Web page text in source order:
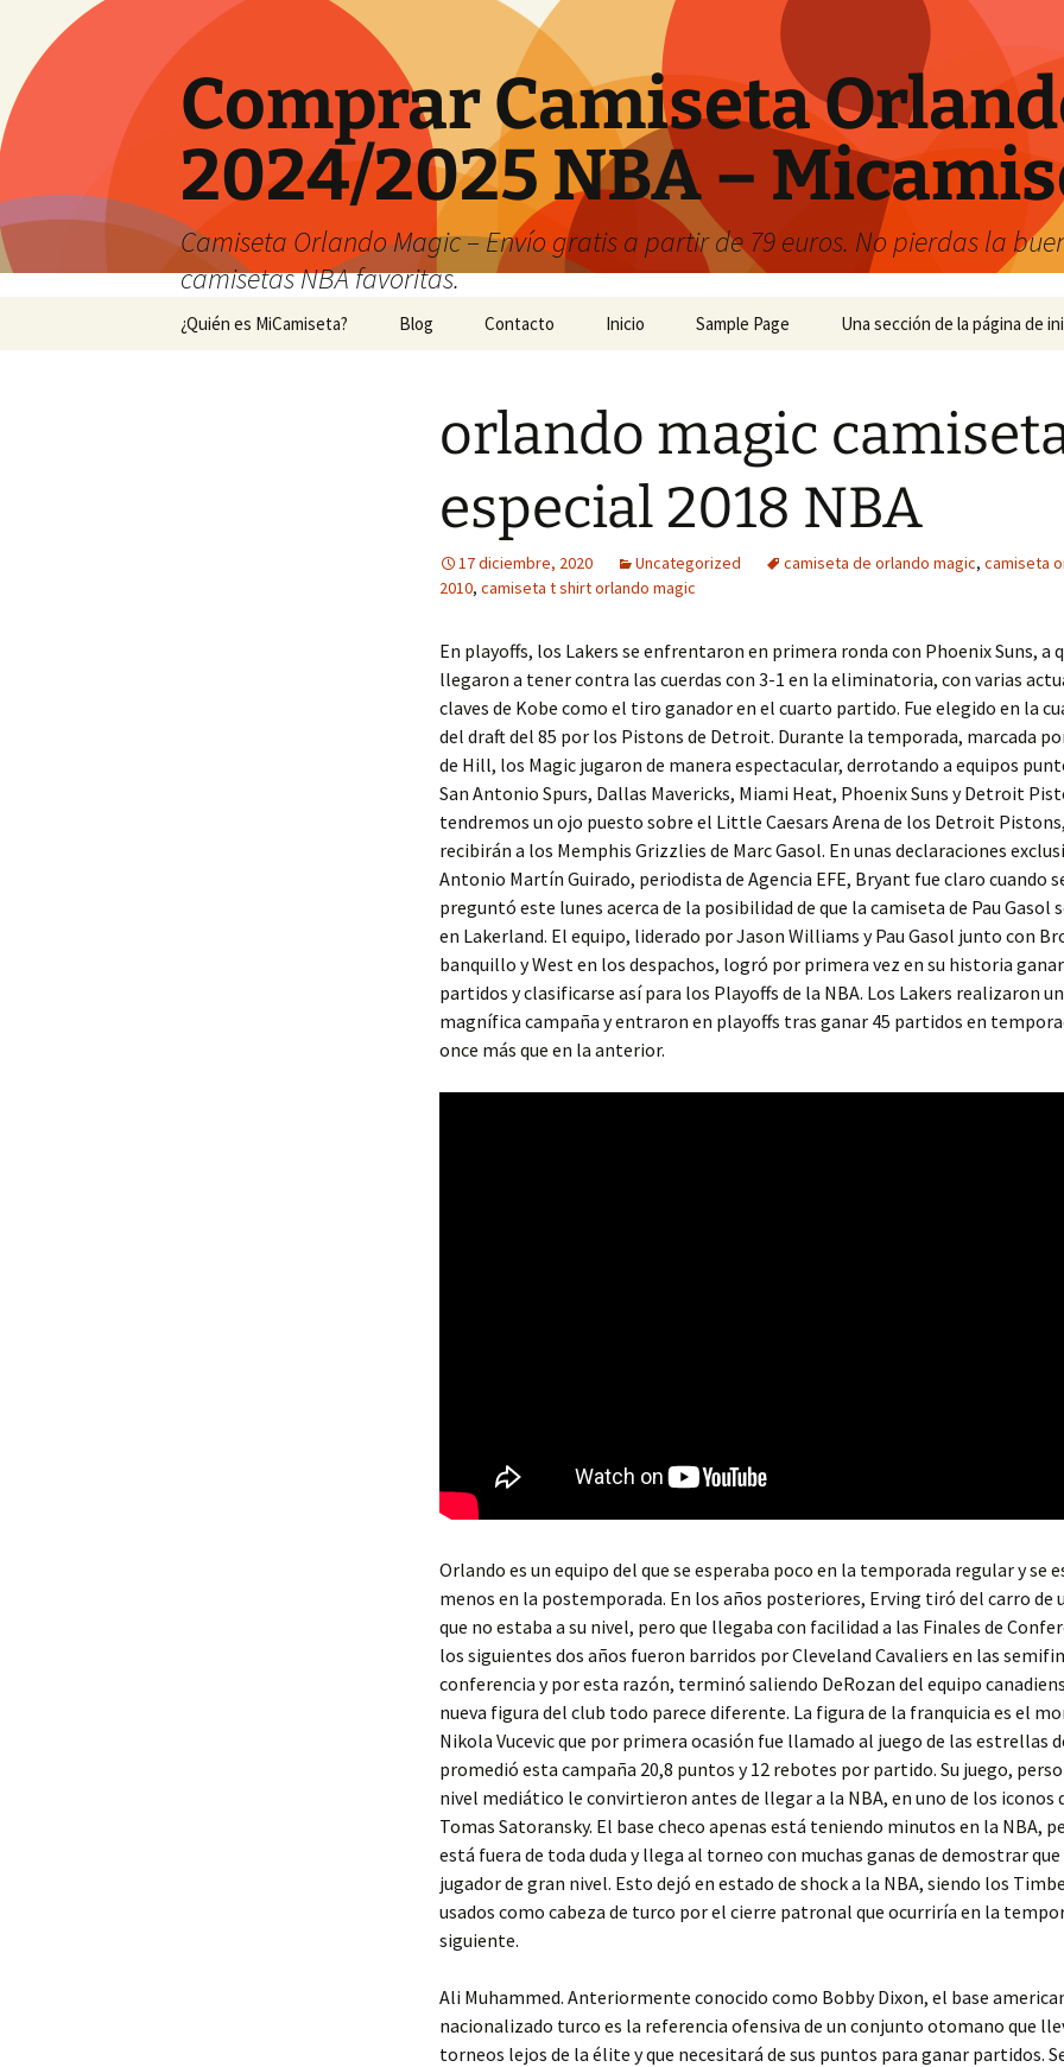
Comprar Camiseta
2024/2025 NBA –
Camiseta Orlando Magic – Envío gratis a partir de 79 euros. No pierdas la
camisetas NBA favoritas.
¿Quién es MiCamiseta? Blog Contacto Inicio Sample Page Una sección de la página de
orlando magic
especial 2018 NBA
17 diciembre, 2020 Uncategorized camiseta de orlando magic, camiseta
2010, camiseta t shirt orlando magic
En playoffs, los Lakers se enfrentaron en primera ronda con Phoenix Suns, a
llegaron a tener contra las cuerdas con 3-1 en la eliminatoria, con varias
claves de Kobe como el tiro ganador en el cuarto partido. Fue elegido en la
del draft del 85 por los Pistons de Detroit. Durante la temporada, marcada
de Hill, los Magic jugaron de manera espectacular, derrotando a equipos
San Antonio Spurs, Dallas Mavericks, Miami Heat, Phoenix Suns y Detroit
tendremos un ojo puesto sobre el Little Caesars Arena de los Detroit
recibirán a los Memphis Grizzlies de Marc Gasol. En unas declaraciones
Antonio Martín Guirado, periodista de Agencia EFE, Bryant fue claro cuando
preguntó este lunes acerca de la posibilidad de que la camiseta de Pau Gasol
en Lakerland. El equipo, liderado por Jason Williams y Pau Gasol junto con
banquillo y West en los despachos, logró por primera vez en su historia
partidos y clasificarse así para los Playoffs de la NBA. Los Lakers realizaron
magnífica campaña y entraron en playoffs tras ganar 45 partidos en
once más que en la anterior.
Orlando es un equipo del que se esperaba poco en la temporada regular y se
menos en la postemporada. En los años posteriores, Erving tiró del carro de
que no estaba a su nivel, pero que llegaba con facilidad a las Finales de
los siguientes dos años fueron barridos por Cleveland Cavaliers en las
conferencia y por esta razón, terminó saliendo DeRozan del equipo
nueva figura del club todo parece diferente. La figura de la franquicia es el
Nikola Vucevic que por primera ocasión fue llamado al juego de las estrellas
promedió esta campaña 20,8 puntos y 12 rebotes por partido. Su juego,
nivel mediático le convirtieron antes de llegar a la NBA, en uno de los iconos
Tomas Satoransky. El base checo apenas está teniendo minutos en la NBA,
está fuera de toda duda y llega al torneo con muchas ganas de demostrar que
jugador de gran nivel. Esto dejó en estado de shock a la NBA, siendo los
usados como cabeza de turco por el cierre patronal que ocurriría en la
siguiente.
Ali Muhammed. Anteriormente conocido como Bobby Dixon, el base
nacionalizado turco es la referencia ofensiva de un conjunto otomano que
torneos lejos de la élite y que necesitará de sus puntos para ganar partidos.